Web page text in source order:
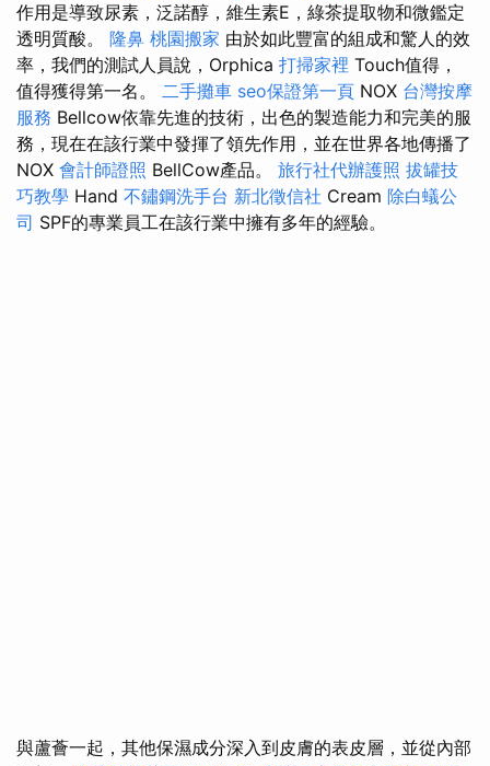
作用是導致尿素，泛諾醇，維生素E，綠茶提取物和微鑑定
透明質酸。 隆鼻 桃園搬家 由於如此豐富的組成和驚人的效
率，我們的測試人員說，Orphica 打掃家裡 Touch值得，
值得獲得第一名。 二手攤車 seo保證第一頁 NOX 台灣按摩
服務 Bellcow依靠先進的技術，出色的製造能力和完美的服
務，現在在該行業中發揮了領先作用，並在世界各地傳播了
NOX 會計師證照 BellCow產品。 旅行社代辦護照 拔罐技
巧教學 Hand 不鏽鋼洗手台 新北徵信社 Cream 除白蟻公
司 SPF的專業員工在該行業中擁有多年的經驗。
與蘆薈一起，其他保濕成分深入到皮膚的表皮層，並從內部